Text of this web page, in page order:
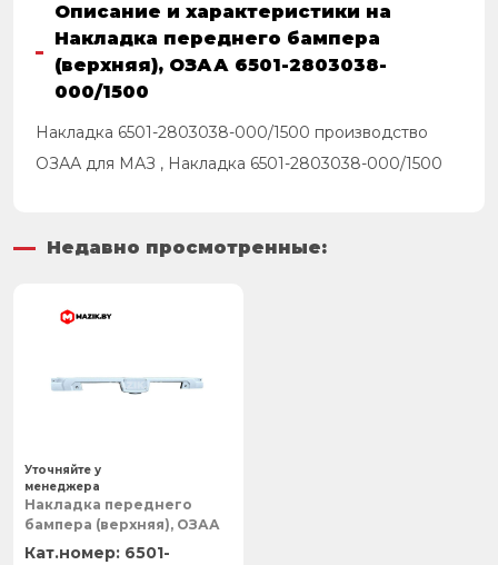
Описание и характеристики на
Накладка переднего бампера
(верхняя), ОЗАА 6501-2803038-
000/1500
Накладка 6501-2803038-000/1500 производство
ОЗАА для МАЗ , Накладка 6501-2803038-000/1500
Недавно просмотренные:
Накладка переднего
бампера (верхняя), ОЗАА
6501-
Уточняйте у
менеджера